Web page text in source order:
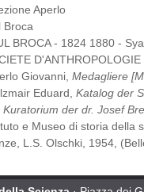
Aperlo
Broca
BROCA - 1824 1880 -
Giovanni, Medagliere
Eduard, Katalog der
Kuratorium der dr. Josef
e Museo di storia della
L.S. Olschki, 1954,